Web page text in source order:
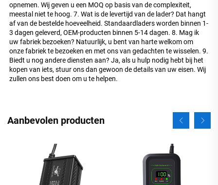
opnemen. Wij geven u een MOQ op basis van de complexiteit,
meestal niet te hoog. 7. Wat is de levertijd van de lader? Dat hangt
af van de bestelde hoeveelheid. Standaardladers worden binnen 1-
3 dagen geleverd, OEM-producten binnen 5-14 dagen. 8. Mag ik
uw fabriek bezoeken? Natuurlijk, u bent van harte welkom om
onze fabriek te bezoeken en met ons van gedachten te wisselen. 9.
Biedt u nog andere diensten aan? Ja, als u hulp nodig hebt bij het
kopen van iets, stuur ons dan gewoon de details van uw eisen. Wij
zullen ons best doen om u te helpen.
Aanbevolen producten